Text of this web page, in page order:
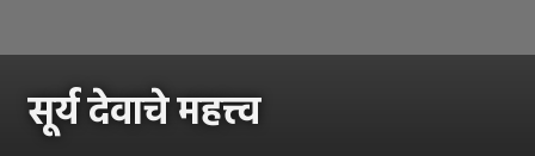
सूर्य देवाचे महत्त्व